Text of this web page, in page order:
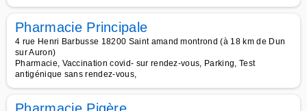
Pharmacie Principale
4 rue Henri Barbusse 18200 Saint amand montrond (à 18 km de Dun
sur Auron)
Pharmacie, Vaccination covid- sur rendez-vous, Parking, Test
antigénique sans rendez-vous,